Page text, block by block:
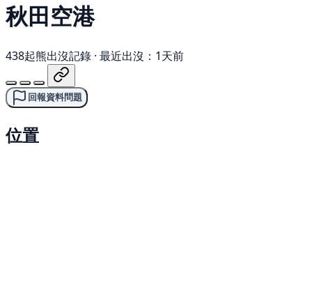
秋田空港
438起熊出沒記錄 · 最近出沒：1天前
回報資料問題
位置